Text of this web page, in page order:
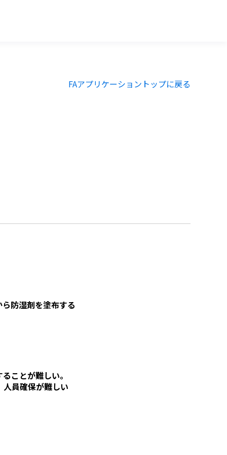
FAアプリケーショントップに戻る
防湿剤を塗布する
ことが難しい。
員確保が難しい